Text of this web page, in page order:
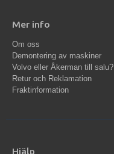
Mer info
Om oss
Demontering av maskiner
Volvo eller Åkerman till salu?
Retur och Reklamation
Fraktinformation
Hjälp